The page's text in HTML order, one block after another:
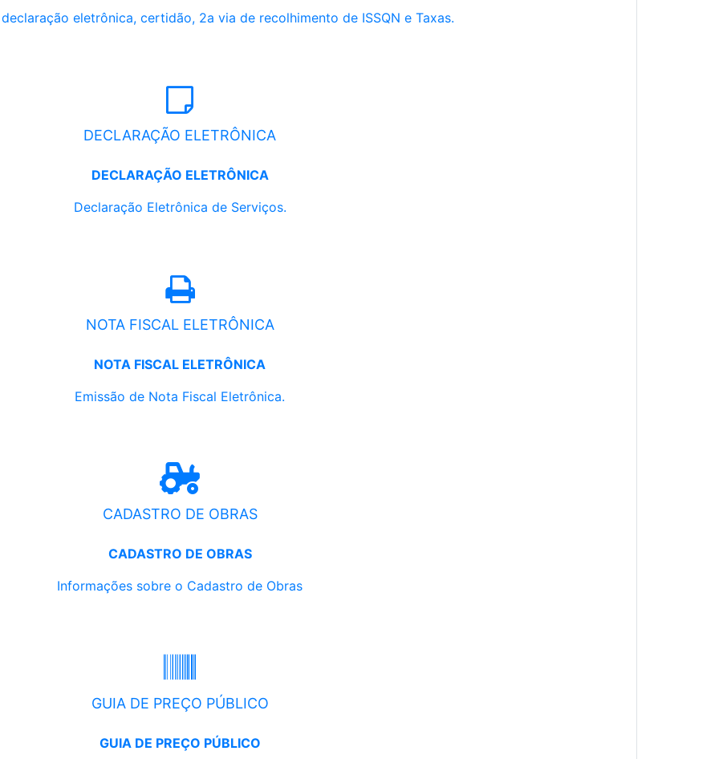
eletrônica, certidão, 2a via de recolhimento de ISSQN e Taxas.
DECLARAÇÃO ELETRÔNICA
DECLARAÇÃO ELETRÔNICA
Declaração Eletrônica de Serviços.
NOTA FISCAL ELETRÔNICA
NOTA FISCAL ELETRÔNICA
Emissão de Nota Fiscal Eletrônica.
CADASTRO DE OBRAS
CADASTRO DE OBRAS
Informações sobre o Cadastro de Obras
GUIA DE PREÇO PÚBLICO
GUIA DE PREÇO PÚBLICO